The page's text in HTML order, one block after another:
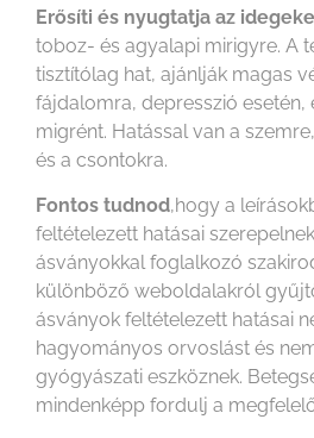
Erősíti és nyugtatja az
toboz- és agyalapi mirigyre. A
tisztítólag hat, ajánlják magas
fájdalomra, depresszió esetén,
migrént. Hatással van a
és a csontokra.
Fontos tudnod,hogy a
feltételezett hatásai
ásványokkal foglalkozó
különböző weboldalakról
ásványok feltételezett hatásai
hagyományos orvoslást és
gyógyászati eszköznek.
mindenképp fordulj a